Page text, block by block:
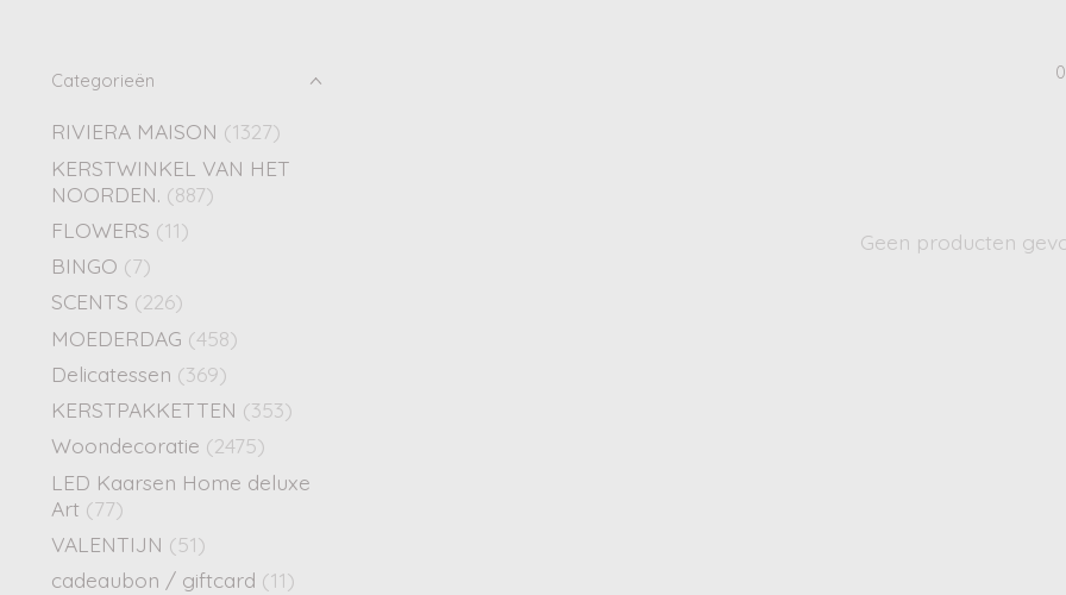
Categorieën
RIVIERA MAISON (1327)
KERSTWINKEL VAN HET
NOORDEN. (887)
FLOWERS (11)
BINGO (7)
SCENTS (226)
MOEDERDAG (458)
Delicatessen (369)
KERSTPAKKETTEN (353)
Woondecoratie (2475)
LED Kaarsen Home deluxe
Art (77)
VALENTIJN (51)
cadeaubon / giftcard (11)
Geen producten